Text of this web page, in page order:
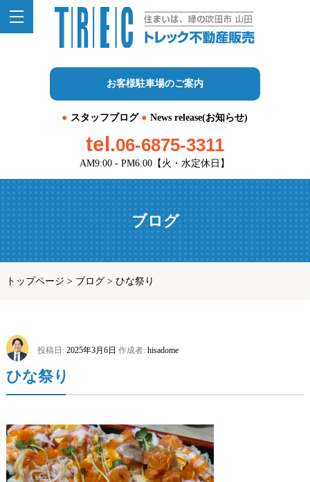
お客様駐車場のご案内
スタッフブログ News release(お知らせ)
tel.06-6875-3311
AM9:00 - PM6:00【火・水定休日】
ブログ
トップページ > ブログ> ひな祭り
投稿日: 2025年3月6日 作成者: hisadome
ひな祭り